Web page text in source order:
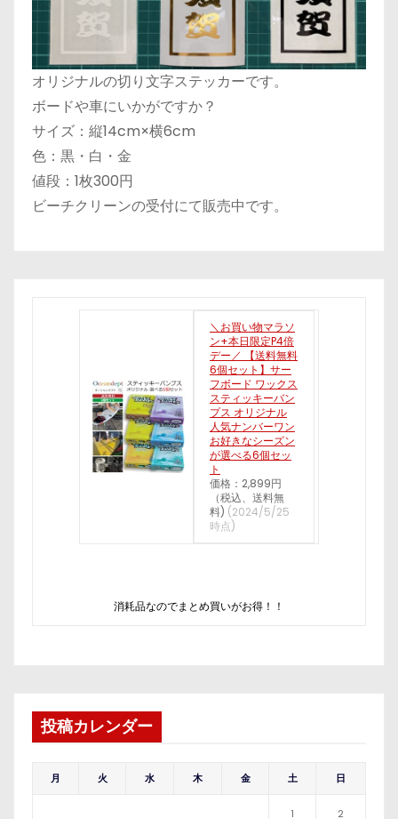
オリジナルの切り文字ステッカーです。
ボードや車にいかがですか？
サイズ：縦14cm×横6cm
色：黒・白・金
値段：1枚300円
ビーチクリーンの受付にて販売中です。
＼お買い物マラソ
ン+本日限定P4倍
デー／ 【送料無料
6個セット】サー
フボード ワックス
スティッキーバン
プス オリジナル
人気ナンバーワン
お好きなシーズン
が選べる6個セッ
ト
価格：2,899円
（税込、送料無
料) (2024/5/25
時点)
消耗品なのでまとめ買いがお得！！
投稿カレンダー
月 火 水 木 金 土 日
1 2